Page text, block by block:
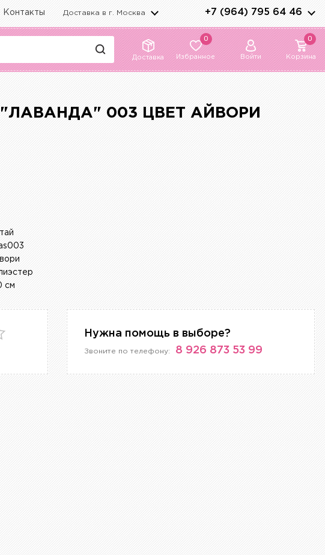
Контакты Доставка в г. Москва +7 (964) 795 64 46
Доставка
0
Избранное Войти
0
Корзина
003 ЦВЕТ АЙВОРИ
см
Нужна помощь в выборе?
Звоните по телефону: 8 926 873 53 99